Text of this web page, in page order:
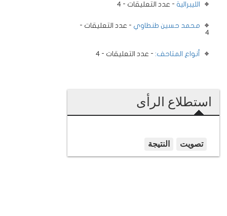
الليبرالية - عدد التعليقات - 4
محمد حسين طنطاوي - عدد التعليقات -
4
أنواع المتاحف: - عدد التعليقات - 4
استطلاع الرأى